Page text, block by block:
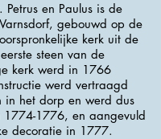
Petrus en Paulus is de
gebouwd op de
kerk uit de
steen van de
kerk werd in 1766
werd vertraagd
in het dorp en werd dus
1774-1776, en aangevuld
decoratie in 1777.